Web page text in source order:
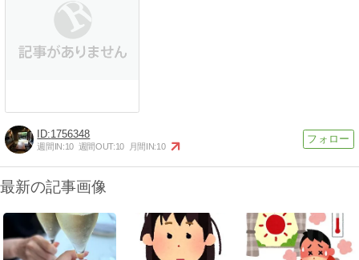
1756348
週間IN:10 週間OUT:10 月間IN:10
最新の記事画像